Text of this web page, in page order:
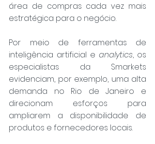
área de compras cada vez mais
estratégica para o negócio.
Por meio de ferramentas de
inteligência artificial e analytics, os
especialistas da Smarkets
evidenciam, por exemplo, uma alta
demanda no Rio de Janeiro e
direcionam esforços para
ampliarem a disponibilidade de
produtos e fornecedores locais.